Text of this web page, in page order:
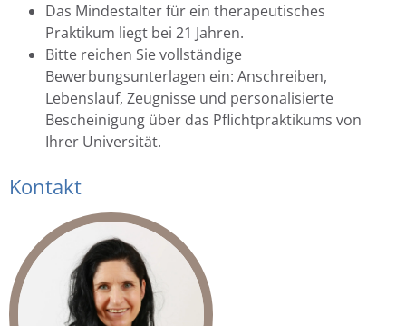
Das Mindestalter für ein therapeutisches
Praktikum liegt bei 21 Jahren.
Bitte reichen Sie vollständige
Bewerbungsunterlagen ein: Anschreiben,
Lebenslauf, Zeugnisse und personalisierte
Bescheinigung über das Pflichtpraktikums von
Ihrer Universität.
Kontakt